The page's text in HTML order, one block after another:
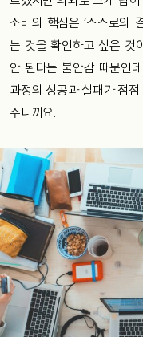
소비의 핵심은 ‘스스로의
는 것을 확인하고 싶은 것
안 된다는 불안감 때문인
과정의 성공과 실패가 점
주니까요.